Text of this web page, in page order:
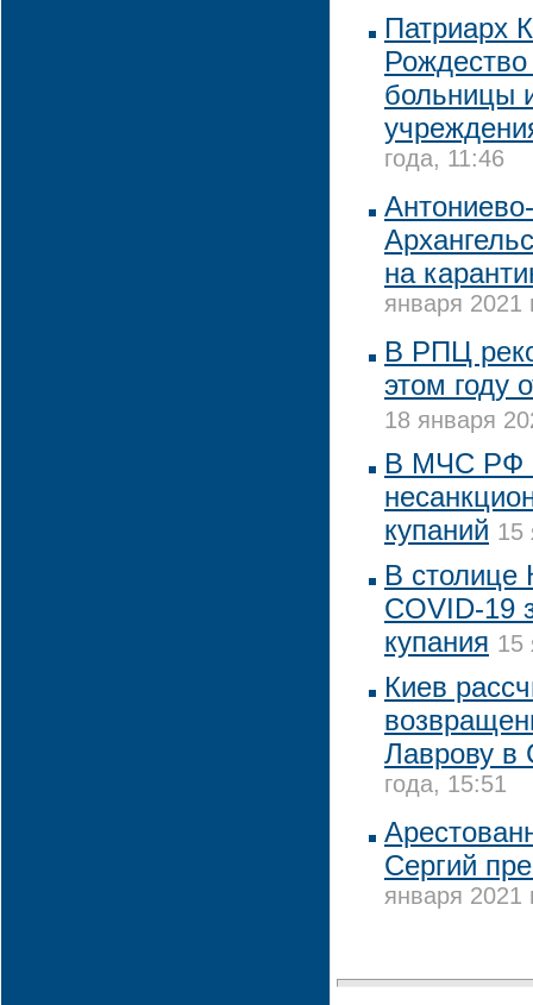
Патриарх
больницы
года, 11:46
на
января 2021
В РПЦ
этом году
18 января
В МЧС РФ
купаний 15
В столице
COVID-19
купания 15
Киев
Лаврову в
года, 15:51
Сергий
января 2021